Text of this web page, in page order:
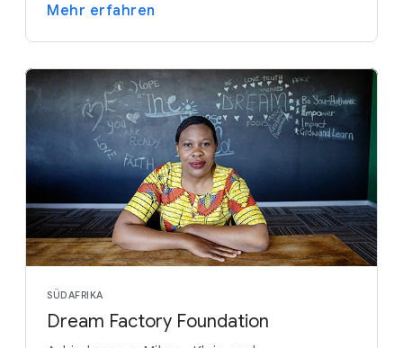
Mehr erfahren
SÜDAFRIKA
Dream Factory Foundation